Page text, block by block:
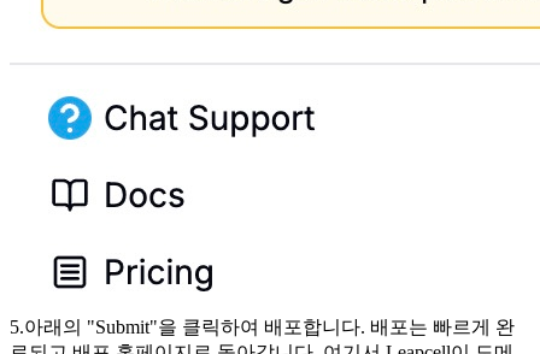
5.아래의 "Submit"을 클릭하여 배포합니다. 배포는 빠르게 완